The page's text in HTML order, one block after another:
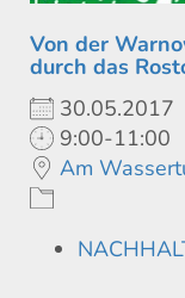
Von der
durch das
30.05.2017
9:00-11:00
Am